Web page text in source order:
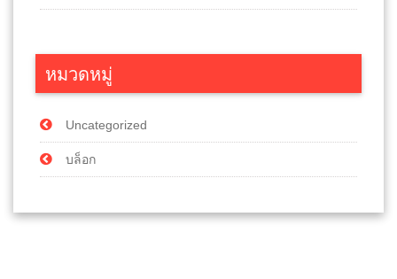
หมวดหมู่
Uncategorized
บล็อก